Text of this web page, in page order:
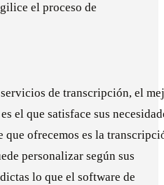
el proceso de
de transcripción, el
el que satisface sus
que ofrecemos es la
personalizar según sus
lo que el software de